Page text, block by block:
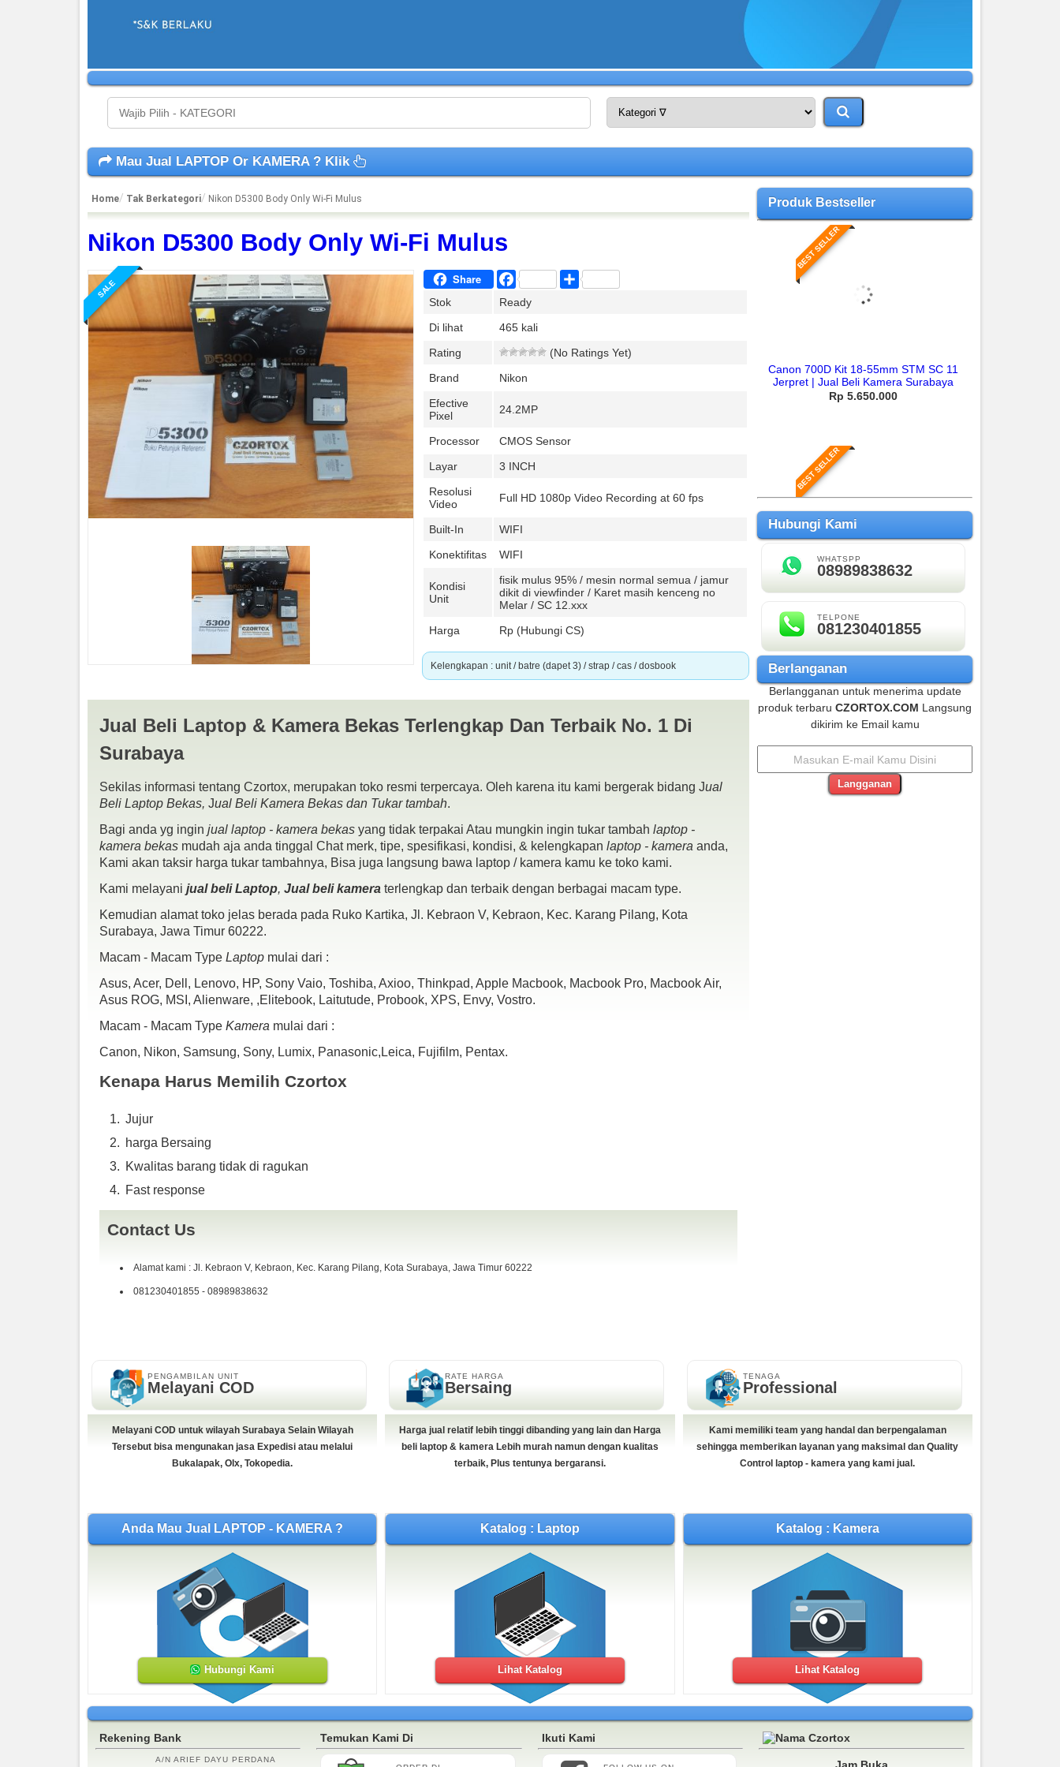
Mau Jual LAPTOP Or KAMERA ? Klik
Home Tak Berkategori Nikon D5300 Body Only Wi-Fi Mulus
Nikon D5300 Body Only Wi-Fi Mulus
SALE Share Facebook Share
Stok
Ready
Di lihat
465 kali
Rating
(No Ratings Yet)
Brand
Nikon
Efective
Pixel
24.2MP
Processor
CMOS Sensor
Layar
3 INCH
Resolusi
Video
Full HD 1080p Video Recording at 60 fps
Built-In
WIFI
Konektifitas
WIFI
Kondisi
Unit
fisik mulus 95% / mesin normal semua / jamur
dikit di viewfinder / Karet masih kenceng no
Melar / SC 12.xxx
Harga
Rp (Hubungi CS)
Kelengkapan : unit / batre (dapet 3) / strap / cas / dosbook
Nikon D5300 Body Only Wi-Fi Mulus
Efective pixel : 24.2 MP DX-Format CMOS Sensor
Processor : EXPEED 4
Layar : 3.2 Inch Vari-Angle LCD Monitor
Full HD 1080p Video Recording at 60 fps
Built-In Wi-Fi
Kondisi :
Kelengkapan : unit / batre (dapet 3) / strap / cas / dosbook
Jual Beli Laptop & Kamera Bekas Terlengkap Dan Terbaik No. 1 Di
Surabaya
Sekilas informasi tentang Czortox, merupakan toko resmi terpercaya. Oleh karena itu kami bergerak bidang Jual
Beli Laptop Bekas, Jual Beli Kamera Bekas dan Tukar tambah.
Bagi anda yg ingin jual laptop - kamera bekasyang tidak terpakai Atau mungkin ingin tukar tambah laptop -
kamera bekasmudah aja anda tinggal Chat merk, tipe, spesifikasi, kondisi, & kelengkapan laptop - kamera anda,
Kami akan taksir harga tukar tambahnya, Bisa juga langsung bawa laptop / kamera kamu ke toko kami.
Kami melayani jual beli Laptop, Jual beli kamera terlengkap dan terbaik dengan berbagai macam type.
Kemudian alamat toko jelas berada pada Ruko Kartika, Jl. Kebraon V, Kebraon, Kec. Karang Pilang, Kota
Surabaya, Jawa Timur 60222.
Macam - Macam Type Laptopmulai dari :
Asus, Acer, Dell, Lenovo, HP, Sony Vaio, Toshiba, Axioo, Thinkpad, Apple Macbook, Macbook Pro, Macbook Air,
Asus ROG, MSI, Alienware, ,Elitebook, Laitutude, Probook, XPS, Envy, Vostro.
Macam - Macam Type Kamera mulai dari :
Canon, Nikon, Samsung, Sony, Lumix, Panasonic,Leica, Fujifilm, Pentax.
Kenapa Harus Memilih Czortox
Jujur
harga Bersaing
Kwalitas barang tidak di ragukan
Fast response
Contact Us
Alamat kami : Jl. Kebraon V, Kebraon, Kec. Karang Pilang, Kota Surabaya, Jawa Timur 60222
081230401855 - 08989838632
Produk Bestseller
BEST SELLER
Canon 700D Kit 18-55mm STM SC 11
Jerpret | Jual Beli Kamera Surabaya
Rp 5.650.000
BEST SELLER
Rp 3.650.000
BEST SELLER
BEST SELLER
Nikon D5300 18-55 f 3.5-5.6 VR II Wifi
Rp (Hubungi CS)
Hubungi Kami
WHATSPP
08989838632
TELPONE
081230401855
Berlanganan
Berlangganan untuk menerima update
produk terbaruCZORTOX.COM Langsung
dikirim ke Email kamu
Langganan
PENGAMBILAN UNIT
Melayani COD
Melayani COD untuk wilayah Surabaya Selain Wilayah
Tersebut bisa mengunakan jasa Expedisi atau melalui
Bukalapak, Olx, Tokopedia.
RATE HARGA
Bersaing
Harga jual relatif lebih tinggi dibanding yang lain dan Harga
beli laptop & kamera Lebih murah namun dengan kualitas
terbaik, Plus tentunya bergaransi.
TENAGA
Professional
Kami memiliki team yang handal dan berpengalaman
sehingga memberikan layanan yang maksimal dan Quality
Control laptop - kamera yang kami jual.
Anda Mau Jual LAPTOP - KAMERA ?
Hubungi Kami
Katalog : Laptop
Lihat Katalog
Katalog : Kamera
Lihat Katalog
Rekening Bank
A/N ARIEF DAYU PERDANA
Temukan Kami Di Ikuti Kami